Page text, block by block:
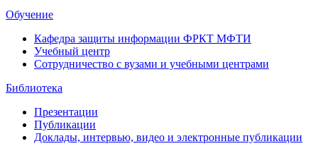
Обучение
Кафедра защиты информации ФРКТ МФТИ
Учебный центр
Сотрудничество с вузами и учебными центрами
Библиотека
Презентации
Публикации
Доклады, интервью, видео и электронные публикации